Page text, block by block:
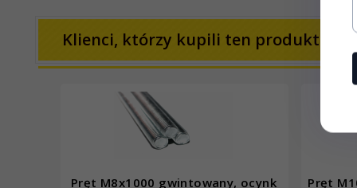
Klienci, którzy kupili ten produkt
Pręt M8x1000 gwintowany, ocynk
Pręt